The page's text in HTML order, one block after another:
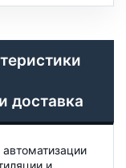
доставка
и